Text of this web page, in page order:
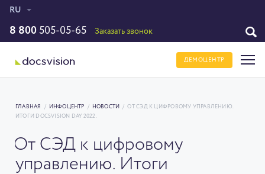
RU
8 800 505-05-65 Заказать звонок
ДЕМОЦЕНТР
ГЛАВНАЯ / ИНФОЦЕНТР / НОВОСТИ /
ОТ СЭД К ЦИФРОВОМУ УПРАВЛЕНИЮ.
ИТОГИ DOCSVISION DAY 2022.
От СЭД к цифровому
управлению. Итоги